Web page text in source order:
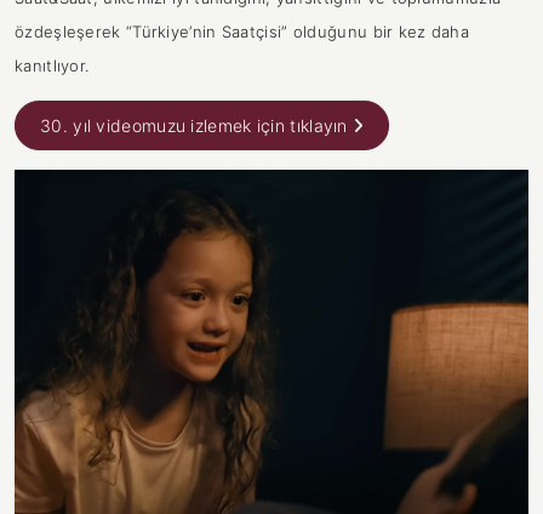
özdeşleşerek “Türkiye’nin Saatçisi” olduğunu bir kez daha
kanıtlıyor.
30. yıl videomuzu izlemek için tıklayın